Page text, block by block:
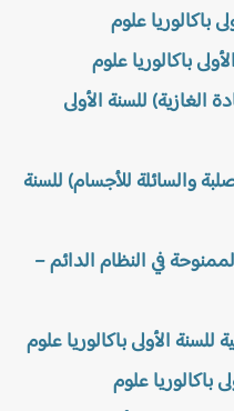
علوم
باكالوريا علوم
للسنة الأولى
للأجسام) للسنة
في النظام الدائم –
الأولى باكالوريا علوم
علوم